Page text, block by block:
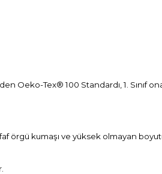
Oeko-Tex®100 Standardı, 1. Sınıf
örgü kumaşı ve yüksek olmayan